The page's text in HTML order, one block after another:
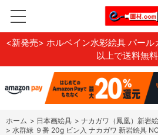
<新発売> ホルベイン水彩絵具 パール
以上で送料無料
ホーム > 日本画絵具 > ナカガワ（鳳凰）新岩
> 水群緑 ９番 20g ビン入 ナカガワ 新岩絵具